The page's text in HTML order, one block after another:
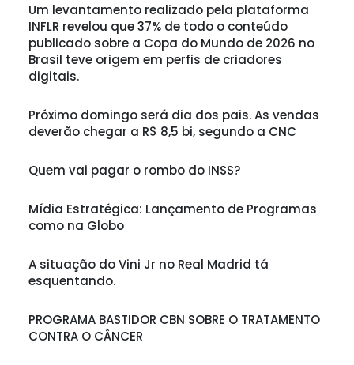
Um levantamento realizado pela plataforma
INFLR revelou que 37% de todo o conteúdo
publicado sobre a Copa do Mundo de 2026 no
Brasil teve origem em perfis de criadores
digitais.
Próximo domingo será dia dos pais. As vendas
deverão chegar a R$ 8,5 bi, segundo a CNC
Quem vai pagar o rombo do INSS?
Mídia Estratégica: Lançamento de Programas
como na Globo
A situação do Vini Jr no Real Madrid tá
esquentando.
PROGRAMA BASTIDOR CBN SOBRE O TRATAMENTO
CONTRA O CÂNCER